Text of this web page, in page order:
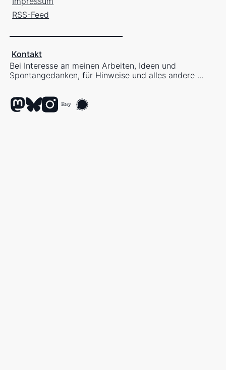
RSS-Feed
Kontakt
Bei Interesse an meinen Arbeiten, Ideen und
Spontangedanken, für Hinweise und alles andere ...